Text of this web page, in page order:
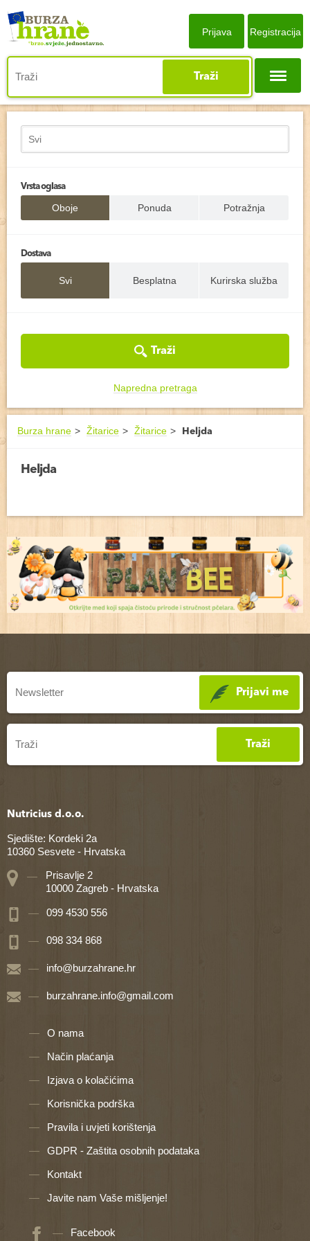
Traži
Prijava Registracija
Vrsta oglasa
Oboje Ponuda Potražnja
Dostava
Svi Besplatna Kurirska služba
Traži
Napredna pretraga
Burza hrane Žitarice Žitarice Heljda
Heljda
Prijavi me
Traži
Nutricius d.o.o.
Sjedište: Kordeki 2a
10360 Sesvete - Hrvatska
Prisavlje 2
10000 Zagreb - Hrvatska
099 4530 556
098 334 868
info@burzahrane.hr
burzahrane.info@gmail.com
O nama
Način plaćanja
Izjava o kolačićima
Korisnička podrška
Pravila i uvjeti korištenja
GDPR - Zaštita osobnih podataka
Kontakt
Javite nam Vaše mišljenje!
Facebook